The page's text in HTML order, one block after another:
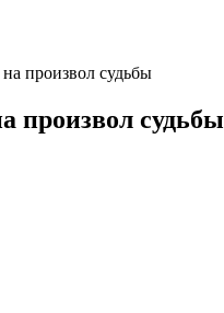
произвол судьбы
произвол судьбы